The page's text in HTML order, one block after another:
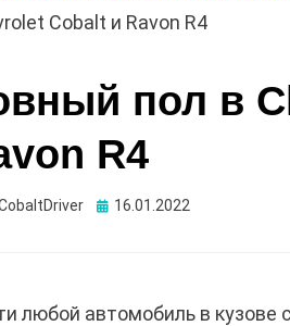
Cobalt и Ravon R4
пол в
R4
Опубликовано
16.01.2022
любой автомобиль в